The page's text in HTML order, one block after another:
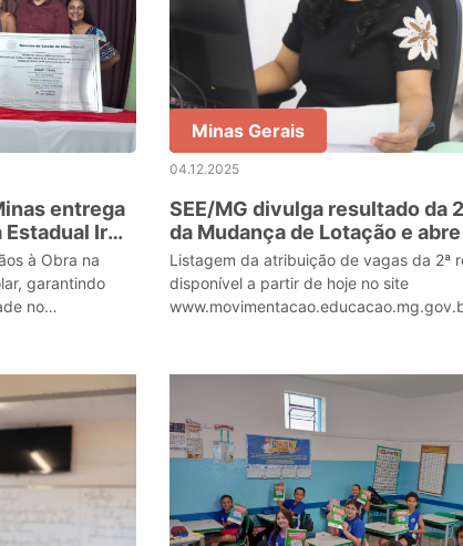
entrega
Irmã
à Obra na
garantindo
no
Minas Gerais
04.12.2025
SEE/MG divulga resultado da
da Mudança de Lotação e
para assinatura do termo de
Listagem da atribuição de vagas da 2ª
disponível a partir de hoje no site